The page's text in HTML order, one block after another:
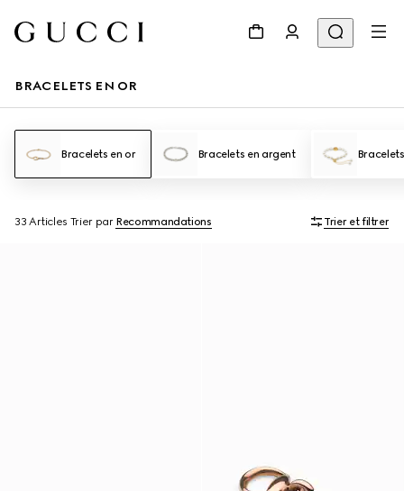
BRACELETS EN OR
Bracelets en or Bracelets en argent
33 Articles Trier par Recommandations Trier et filtrer